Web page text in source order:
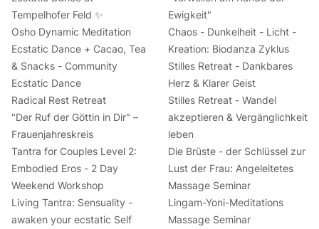
Tempelhofer Feld ✨
Osho Dynamic Meditation
Ecstatic Dance + Cacao, Tea
& Snacks - Community
Ecstatic Dance
Radical Rest Retreat
"Der Ruf der Göttin in Dir" –
Frauenjahreskreis
Tantra for Couples Level 2:
Embodied Eros - 2 Day
Weekend Workshop
Living Tantra: Sensuality -
awaken your ecstatic Self
Ewigkeit"
Chaos - Dunkelheit - Licht -
Kreation: Biodanza Zyklus
Stilles Retreat - Dankbares
Herz & Klarer Geist
Stilles Retreat - Wandel
akzeptieren & Vergänglichkeit
leben
Die Brüste - der Schlüssel zur
Lust der Frau: Angeleitetes
Massage Seminar
Lingam-Yoni-Meditations
Massage Seminar